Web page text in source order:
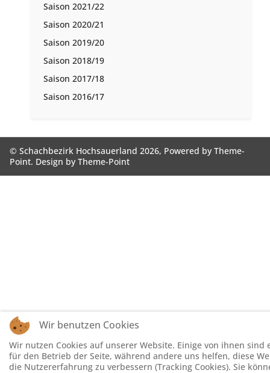
Saison 2021/22
Saison 2020/21
Saison 2019/20
Saison 2018/19
Saison 2017/18
Saison 2016/17
© Schachbezirk Hochsauerland 2026, Powered byTheme-
Point. Design byTheme-Point
Wir benutzen Cookies
Wir nutzen Cookies auf unserer Website. Einige von ihnen sind
für den Betrieb der Seite, während andere uns helfen, diese
die Nutzererfahrung zu verbessern (Tracking Cookies). Sie